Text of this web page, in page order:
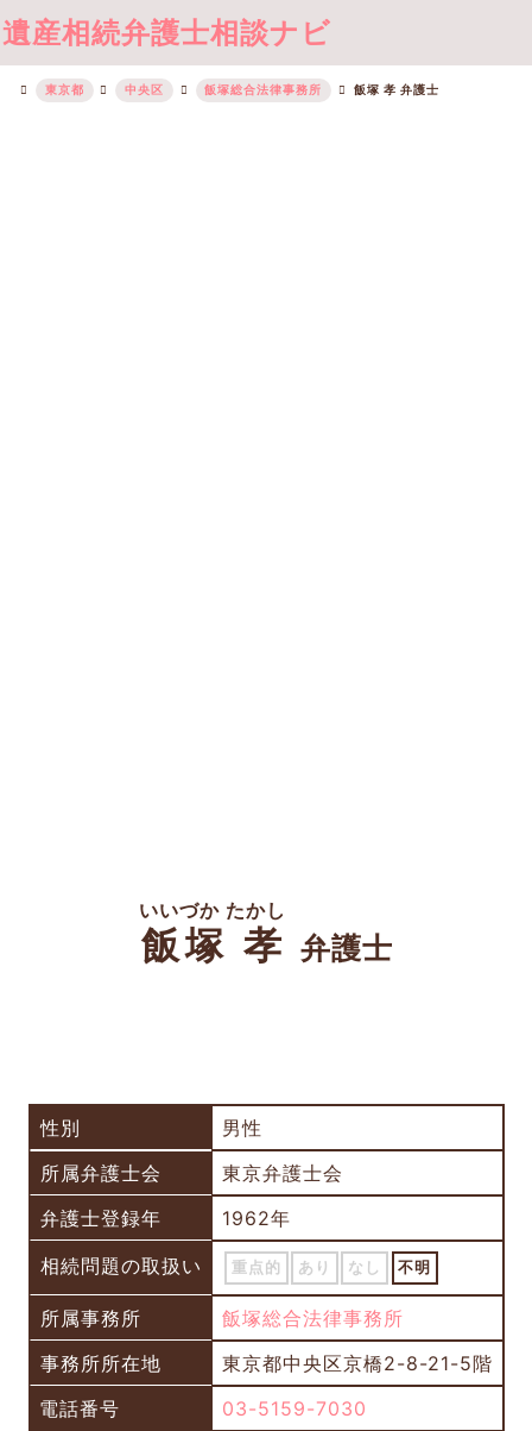
遺産相続弁護士相談ナビ
東京都 中央区 飯塚総合法律事務所 飯塚 孝 弁護士
飯塚 孝
いいづか たかし
弁護士
性別
男性
所属弁護士会
東京弁護士会
弁護士登録年
1962年
相続問題の取扱い
重点的 あり なし 不明
所属事務所
飯塚総合法律事務所
事務所所在地
東京都中央区京橋2-8-21-5階
電話番号
03-5159-7030